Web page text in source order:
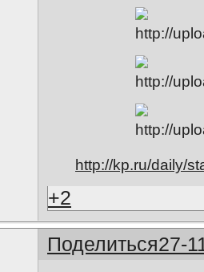
http://kp.ru/daily/
+2
Поделиться27-